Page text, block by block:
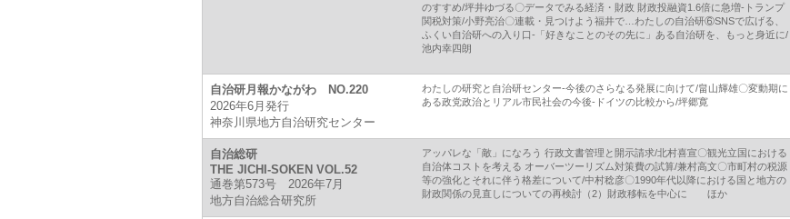
のすすめ/坪井ゆづる〇データでみる経済・財政 財政投融資1.6倍に急増‐トランプ
関税対策/小野亮治〇連載・見つけよう福井で…わたしの自治研⑥SNSで広げる、
ふくい自治研への入り口‐「好きなことのその先に」ある自治研を、もっと身近に/
池内幸四朗
自治研月報かながわ NO.220
2026年6月発行
神奈川県地方自治研究センター
わたしの研究と自治研センター‐今後のさらなる発展に向けて/畠山輝雄〇変動期に
ある政党政治とリアル市民社会の今後‐ドイツの比較から/坪郷寛
自治総研
THE JICHI-SOKEN VOL.52
通巻第573号 2026年7月
地方自治総合研究所
アッパレな「敵」になろう 行政文書管理と開示請求/北村喜宣〇観光立国における
自治体コストを考える オーバーツーリズム対策費の試算/兼村高文〇市町村の税源
等の強化とそれに伴う格差について/中村稔彦〇1990年代以降における国と地方の
財政関係の見直しについての再検討（2）財政移転を中心に ほか